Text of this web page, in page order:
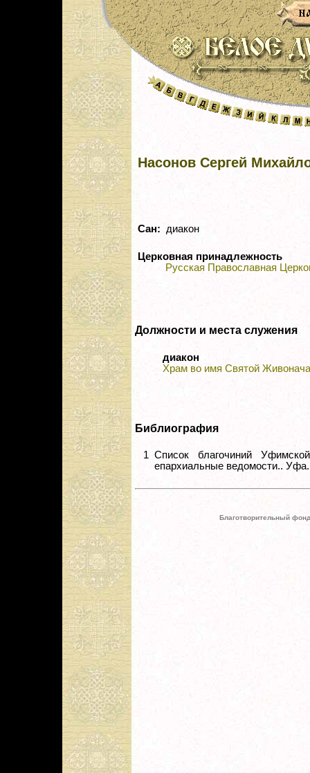
Насонов Сергей
Сан: диакон
Церковная принадлежность
Русская Православная
Должности и места служения
диакон
Храм во имя Святой
Библиография
1 Список благочиний
епархиальные ведомости..
Благотворительный